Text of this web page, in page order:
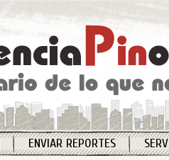
ENVIAR REPORTES